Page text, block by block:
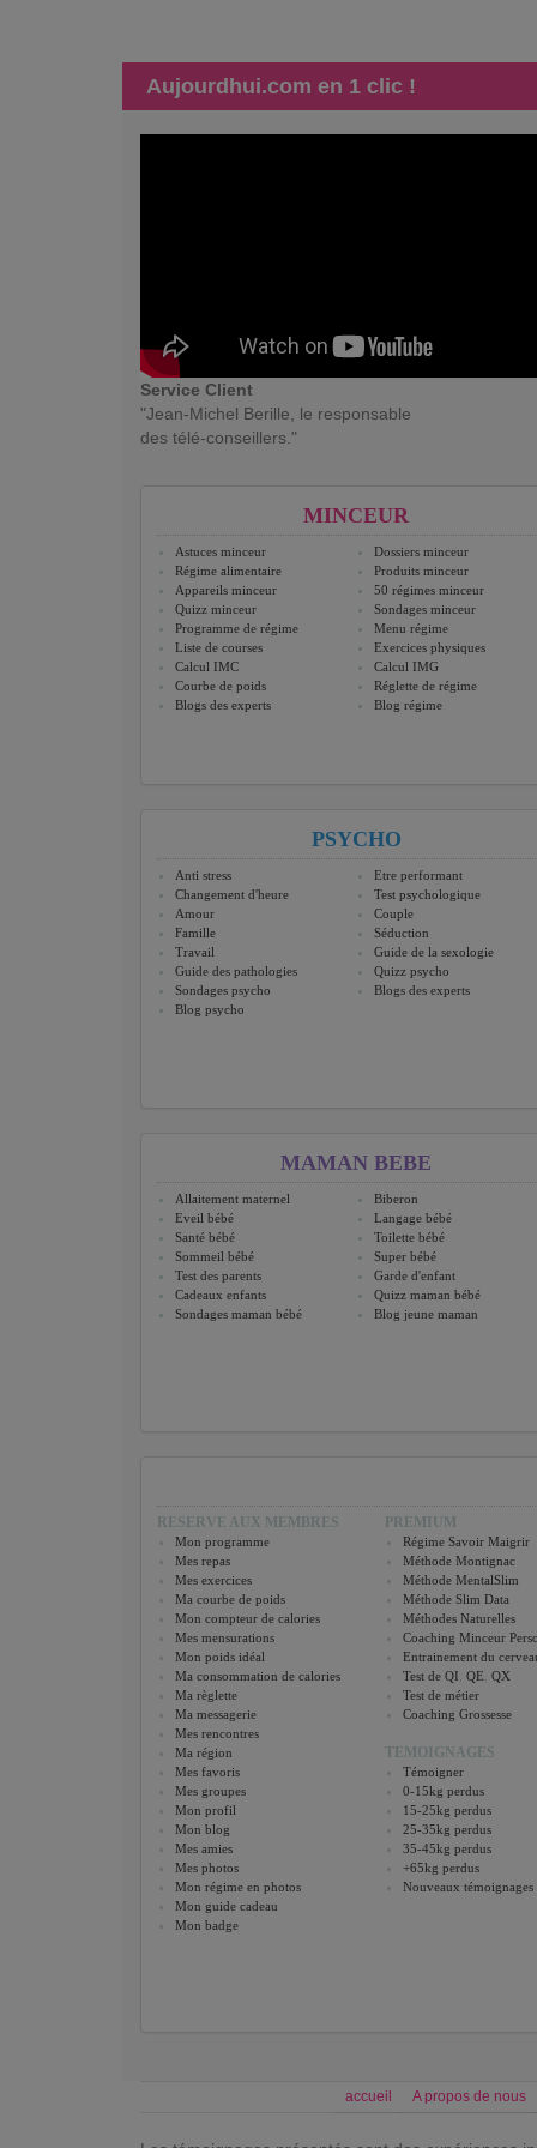
Aujourdhui.com en 1 clic !
Service Client
"Jean-Michel Berille, le responsable
des télé-conseillers."
MINCEUR
Astuces minceur
Dossiers minceur
Régime alimentaire
Produits minceur
Appareils minceur
50 régimes minceur
Quizz minceur
Sondages minceur
Programme de régime
Menu régime
Liste de courses
Exercices physiques
Calcul IMC
Calcul IMG
Courbe de poids
Réglette de régime
Blogs des experts
Blog régime
PSYCHO
Anti stress
Etre performant
Changement d'heure
Test psychologique
Amour
Couple
Famille
Séduction
Travail
Guide de la sexologie
Guide des pathologies
Quizz psycho
Sondages psycho
Blogs des experts
Blog psycho
MAMAN BEBE
Allaitement maternel
Biberon
Eveil bébé
Langage bébé
Santé bébé
Toilette bébé
Sommeil bébé
Super bébé
Test des parents
Garde d'enfant
Cadeaux enfants
Quizz maman bébé
Sondages maman bébé
Blog jeune maman
RESERVE AUX MEMBRES
Mon programme
Mes repas
Mes exercices
Ma courbe de poids
Mon compteur de calories
Mes mensurations
Mon poids idéal
Ma consommation de calories
Ma règlette
Ma messagerie
Mes rencontres
Ma région
Mes favoris
Mes groupes
Mon profil
Mon blog
Mes amies
Mes photos
Mon régime en photos
Mon guide cadeau
Mon badge
PREMIUM
Régime Savoir Maigrir
Méthode Montignac
Méthode MentalSlim
Méthode Slim Data
Méthodes Naturelles
Coaching Minceur
Entrainement du
Test de QI ,QE ,QX
Test de métier
Coaching Grossesse
TEMOIGNAGES
Témoigner
0-15kg perdus
15-25kg perdus
25-35kg perdus
35-45kg perdus
+65kg perdus
Nouveaux témoignages
accueil A propos de nous